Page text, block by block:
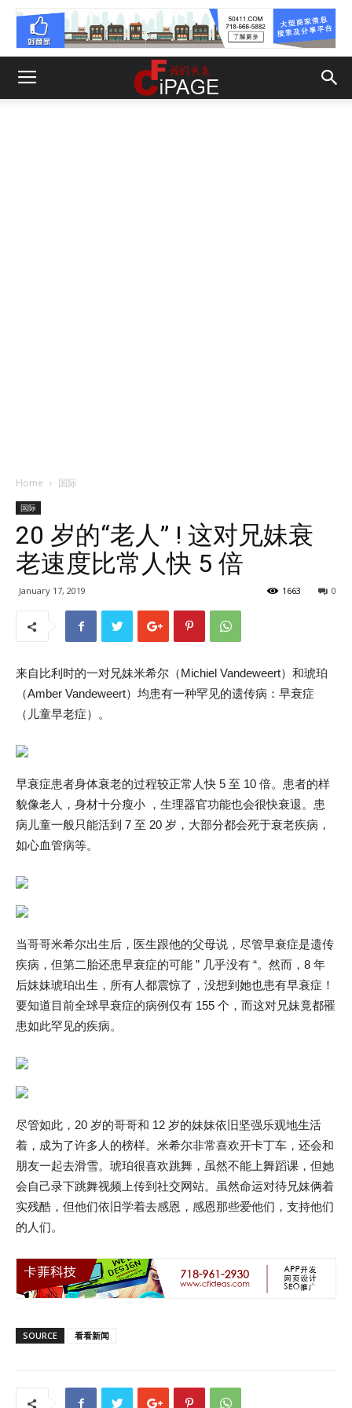
Home 国际
国际
20 岁的“老人” ! 这对兄妹衰
老速度比常人快 5 倍
January 17, 2019 0
1663
来自比利时的一对兄妹米希尔（Michiel Vandeweert）和琥珀
（Amber Vandeweert）均患有一种罕见的遗传病：早衰症
（儿童早老症）。
早衰症患者身体衰老的过程较正常人快 5 至 10 倍。患者的样
貌像老人，身材十分瘦小 ，生理器官功能也会很快衰退。患
病儿童一般只能活到 7 至 20 岁，大部分都会死于衰老疾病，
如心血管病等。
当哥哥米希尔出生后，医生跟他的父母说，尽管早衰症是遗传
疾病，但第二胎还患早衰症的可能 ” 几乎没有 “。然而，8 年
后妹妹琥珀出生，所有人都震惊了，没想到她也患有早衰症！
要知道目前全球早衰症的病例仅有 155 个，而这对兄妹竟都罹
患如此罕见的疾病。
尽管如此，20 岁的哥哥和 12 岁的妹妹依旧坚强乐观地生活
着，成为了许多人的榜样。米希尔非常喜欢开卡丁车，还会和
朋友一起去滑雪。琥珀很喜欢跳舞，虽然不能上舞蹈课，但她
会自己录下跳舞视频上传到社交网站。虽然命运对待兄妹俩着
实残酷，但他们依旧学着去感恩，感恩那些爱他们，支持他们
的人们。
SOURCE 看看新闻